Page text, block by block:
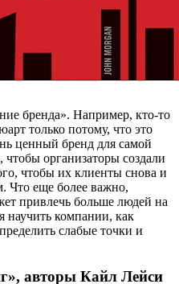
бренда». Например, кто-то
только потому, что это
ценный бренд для самой
организаторы создали
чтобы их клиенты снова и
Что еще более важно,
привлечь больше людей на
научить компании, как
слабые точки и
авторы Кайл Лейси